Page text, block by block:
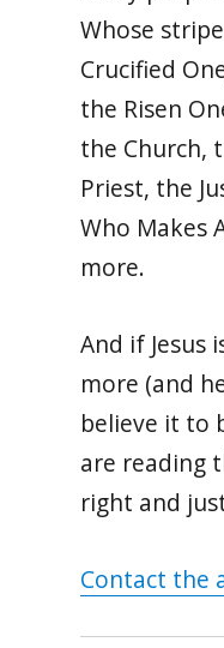
Whose
Crucified
the Risen
the Church,
Priest, the
Who Makes
more.
And if Jesus
more (and
believe it to
are reading
right and
Contact the